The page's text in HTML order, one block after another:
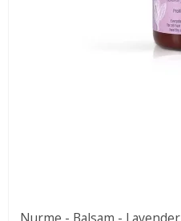
Nurme - Balsam - Lavender